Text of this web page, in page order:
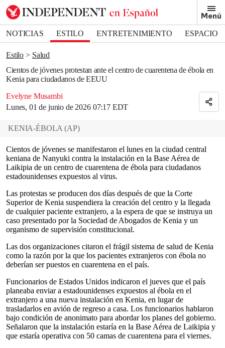
Menú
NOTICIAS ESTILO ENTRETENIMIENTO
ESPACIO
DEPORTES
Estilo
Salud
Cientos de jóvenes protestan ante el centro de cuarentena de ébola en
Kenia para ciudadanos de EEUU
Evelyne Musambi
Lunes, 01 de junio de 2026 07:17 EDT
Bookmark popover
Removed from bookmarks
Close popover
KENIA-ÉBOLA (AP)
Cientos de jóvenes se manifestaron el lunes en la ciudad central
keniana de Nanyuki contra la instalación en la Base Aérea de
Laikipia de un centro de cuarentena de ébola para ciudadanos
estadounidenses expuestos al virus.
Las protestas se producen dos días después de que la Corte
Superior de Kenia suspendiera la creación del centro y la llegada
de cualquier paciente extranjero, a la espera de que se instruya un
caso presentado por la Sociedad de Abogados de Kenia y un
organismo de supervisión constitucional.
Las dos organizaciones citaron el frágil sistema de salud de Kenia
como la razón por la que los pacientes extranjeros con ébola no
deberían ser puestos en cuarentena en el país.
Funcionarios de Estados Unidos indicaron el jueves que el país
planeaba enviar a estadounidenses expuestos al ébola en el
extranjero a una nueva instalación en Kenia, en lugar de
trasladarlos en avión de regreso a casa. Los funcionarios hablaron
bajo condición de anonimato para abordar los planes del gobierno.
Señalaron que la instalación estaría en la Base Aérea de Laikipia y
que estaría operativa con 50 camas de cuarentena para el viernes.